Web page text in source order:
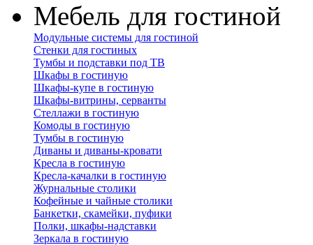
Мебель для гостиной
Модульные системы для гостиной
Стенки для гостиных
Тумбы и подставки под ТВ
Шкафы в гостиную
Шкафы-купе в гостиную
Шкафы-витрины, серванты
Стеллажи в гостиную
Комоды в гостиную
Тумбы в гостиную
Диваны и диваны-кровати
Кресла в гостиную
Кресла-качалки в гостиную
Журнальные столики
Кофейные и чайные столики
Банкетки, скамейки, пуфики
Полки, шкафы-надставки
Зеркала в гостиную